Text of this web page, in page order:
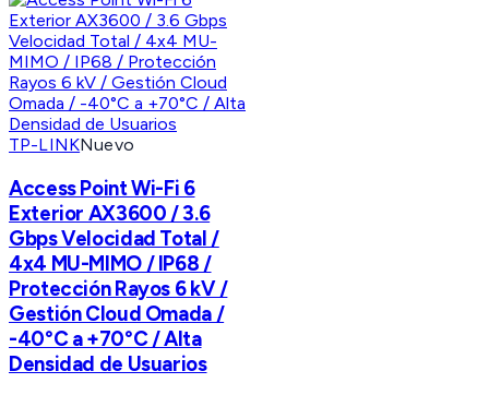
TP-LINKNuevo
Access Point Wi-Fi 6
Exterior AX3600 / 3.6
Gbps Velocidad Total /
4x4 MU-MIMO / IP68 /
Protección Rayos 6 kV /
Gestión Cloud Omada /
-40°C a +70°C / Alta
Densidad de Usuarios